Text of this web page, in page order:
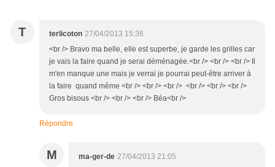
T terlicoton 27/04/2013 15:36
<br /> Bravo ma belle, elle est superbe, je garde les grilles car
je vais la faire quand je serai déménagée.<br /> <br /> <br /> Il
m'en manque une mais je verrai je pourrai peut-être arriver à
la faire quand même <br /> <br /> <br /> <br /> <br /> <br />
Gros bisous <br /> <br /> <br /> Béa<br />
Répondre
M ma-ger-de 27/04/2013 21:05